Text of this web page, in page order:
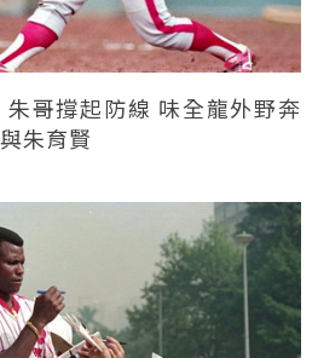
哥撐起防線 味全龍外野奔
朱育賢